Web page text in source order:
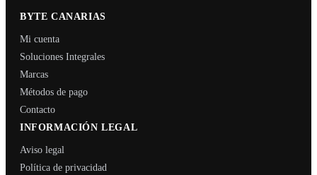
BYTE CANARIAS
Mi cuenta
Soluciones Integrales
Marcas
Métodos de pago
Contacto
INFORMACIÓN LEGAL
Aviso legal
Política de privacidad